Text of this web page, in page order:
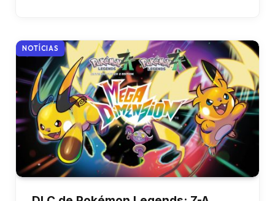
NOTÍCIAS